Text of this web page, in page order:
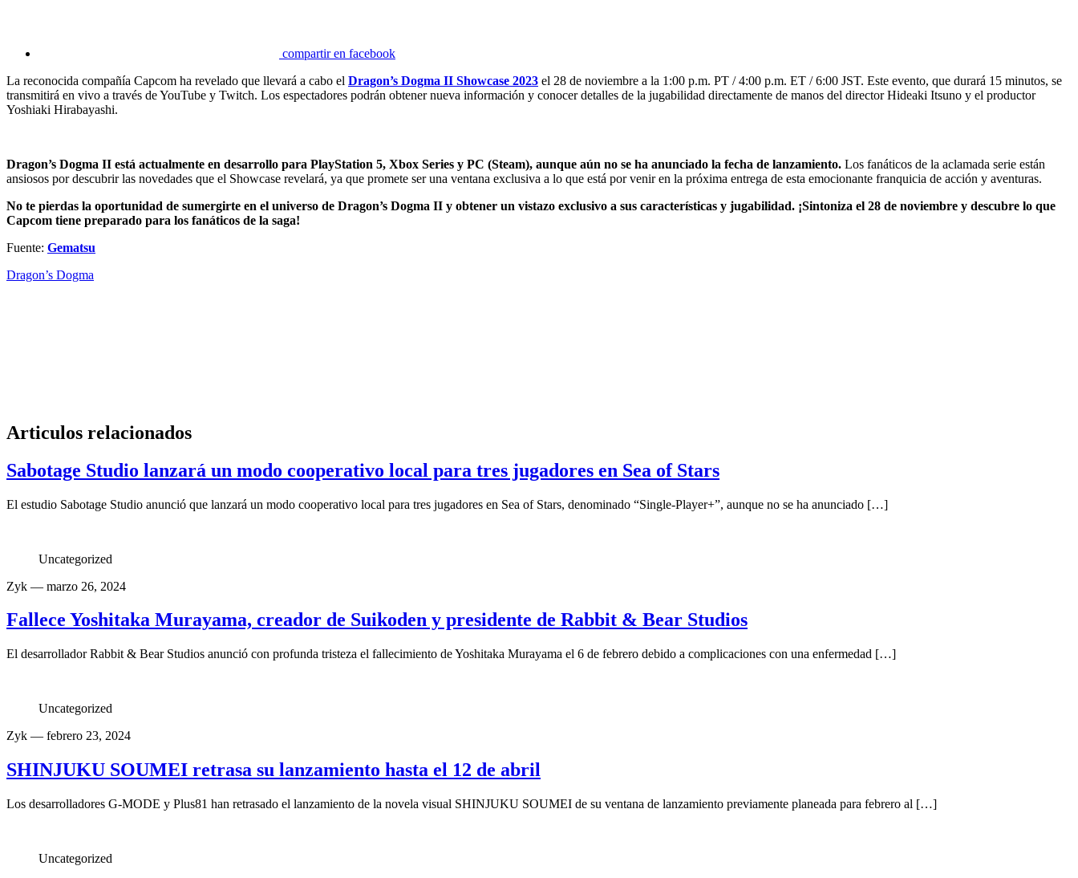
compartir en facebook
La reconocida compañía Capcom ha revelado que llevará a cabo el Dragon’s Dogma II Showcase 2023 el 28 de noviembre a la 1:00 p.m. PT / 4:00 p.m. ET / 6:00 JST. Este evento, que durará 15 minutos, se
transmitirá en vivo a través de YouTube y Twitch. Los espectadores podrán obtener nueva información y conocer detalles de la jugabilidad directamente de manos del director Hideaki Itsuno y el productor
Yoshiaki Hirabayashi.
Dragon’s Dogma II está actualmente en desarrollo para PlayStation 5, Xbox Series y PC (Steam), aunque aún no se ha anunciado la fecha de lanzamiento. Los fanáticos de la aclamada serie están
ansiosos por descubrir las novedades que el Showcase revelará, ya que promete ser una ventana exclusiva a lo que está por venir en la próxima entrega de esta emocionante franquicia de acción y aventuras.
No te pierdas la oportunidad de sumergirte en el universo de Dragon’s Dogma II y obtener un vistazo exclusivo a sus características y jugabilidad. ¡Sintoniza el 28 de noviembre y descubre lo que
Capcom tiene preparado para los fanáticos de la saga!
Fuente: Gematsu
Dragon’s Dogma
Articulos relacionados
Sabotage Studio lanzará un modo cooperativo local para tres jugadores en Sea of Stars
El estudio Sabotage Studio anunció que lanzará un modo cooperativo local para tres jugadores en Sea of Stars, denominado “Single-Player+”, aunque no se ha anunciado […]
Uncategorized
Zyk — marzo 26, 2024
Fallece Yoshitaka Murayama, creador de Suikoden y presidente de Rabbit & Bear Studios
El desarrollador Rabbit & Bear Studios anunció con profunda tristeza el fallecimiento de Yoshitaka Murayama el 6 de febrero debido a complicaciones con una enfermedad […]
Uncategorized
Zyk — febrero 23, 2024
SHINJUKU SOUMEI retrasa su lanzamiento hasta el 12 de abril
Los desarrolladores G-MODE y Plus81 han retrasado el lanzamiento de la novela visual SHINJUKU SOUMEI de su ventana de lanzamiento previamente planeada para febrero al […]
Uncategorized